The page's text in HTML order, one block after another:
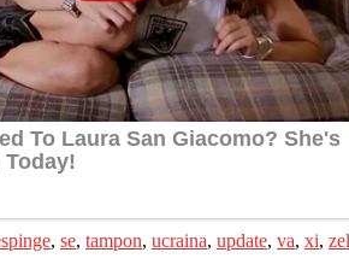
, se, tampon, ucraina, update, va, xi,